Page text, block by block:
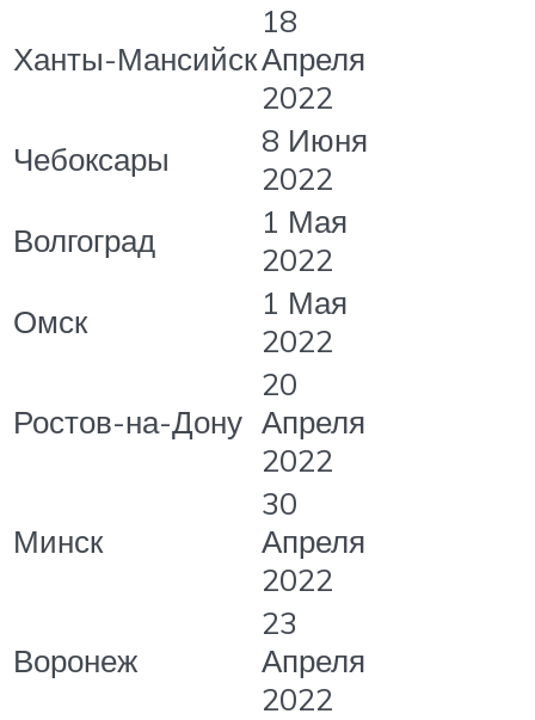
Ханты-Мансийск
18
Апреля
2022
Чебоксары
8 Июня
2022
Волгоград
1 Мая
2022
Омск
1 Мая
2022
Ростов-на-Дону
20
Апреля
2022
Минск
30
Апреля
2022
Воронеж
23
Апреля
2022